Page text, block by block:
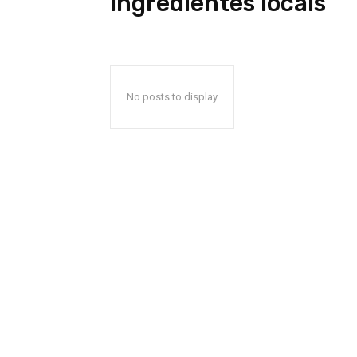
No posts to display